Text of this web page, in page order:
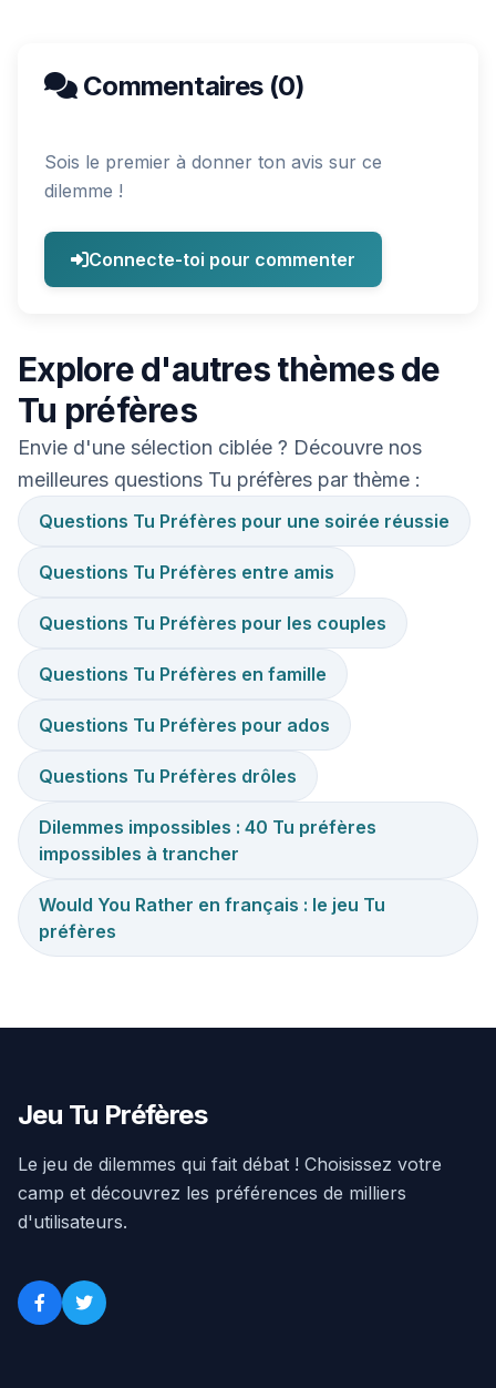
Commentaires (0)
Sois le premier à donner ton avis sur ce
dilemme !
Connecte-toi pour commenter
Explore d'autres thèmes de
Tu préfères
Envie d'une sélection ciblée ? Découvre nos
meilleures questions Tu préfères par thème :
Questions Tu Préfères pour une soirée réussie
Questions Tu Préfères entre amis
Questions Tu Préfères pour les couples
Questions Tu Préfères en famille
Questions Tu Préfères pour ados
Questions Tu Préfères drôles
Dilemmes impossibles : 40 Tu préfères
impossibles à trancher
Would You Rather en français : le jeu Tu
préfères
Jeu Tu Préfères
Le jeu de dilemmes qui fait débat ! Choisissez votre
camp et découvrez les préférences de milliers
d'utilisateurs.